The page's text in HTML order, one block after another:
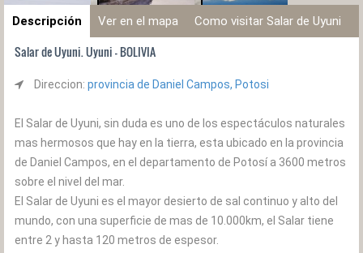
Descripción Ver en el mapa Como visitar Salar de Uyuni
Salar de Uyuni. Uyuni - BOLIVIA
Direccion: provincia de Daniel Campos, Potosi
El Salar de Uyuni, sin duda es uno de los espectáculos naturales
mas hermosos que hay en la tierra, esta ubicado en la provincia
de Daniel Campos, en el departamento de Potosí a 3600 metros
sobre el nivel del mar.
El Salar de Uyuni es el mayor desierto de sal continuo y alto del
mundo, con una superficie de mas de 10.000km, el Salar tiene
entre 2 y hasta 120 metros de espesor.